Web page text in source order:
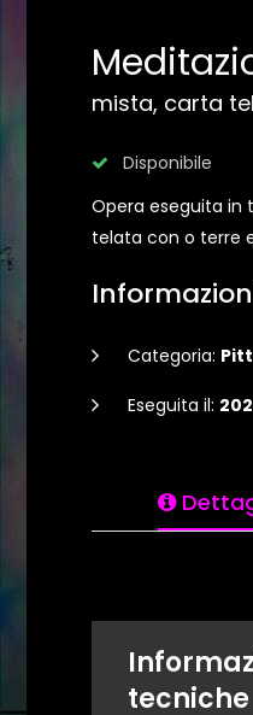
mista, carta
Disponibile
Opera eseguita in
telata con o terre
Categoria:
Eseguita il:
tecniche